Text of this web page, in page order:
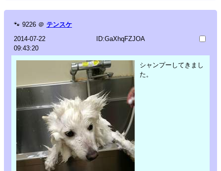
🐾 9226 ＠ テンスケ
2014-07-22
09:43:20
ID:GaXhqFZJOA
シャンプーしてきまし
た。